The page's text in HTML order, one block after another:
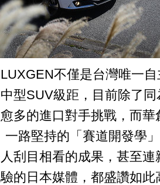
不僅是台灣唯一
型SUV級距，目前除了
多的進口對手挑戰，而
一路堅持的「賽道開發學
刮目相看的成果，甚至
的日本媒體，都盛讚如